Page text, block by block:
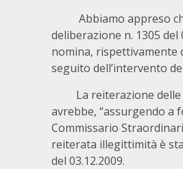
Abbiamo appreso che
deliberazione n. 1305 del
nomina, rispettivamente
seguito dell’intervento
La reiterazione delle
avrebbe, “assurgendo a
Commissario
reiterata illegittimità è
del 03.12.2009.